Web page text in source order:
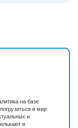
на базе
в мир
и
в